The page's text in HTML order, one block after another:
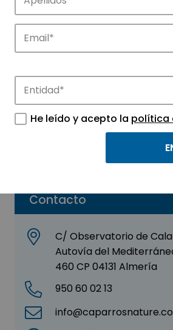
Descubre las empresas
innovación en los parques
Contacto
C/ Observatorio de
Autovía del
460 CP 04131 Almería
950 60 02 13
Caparrós
He leído y acepto la política